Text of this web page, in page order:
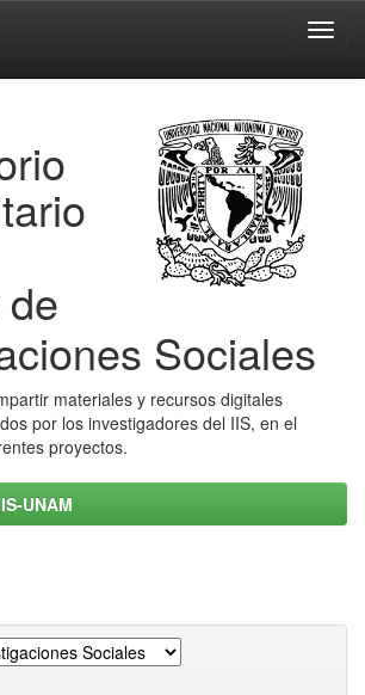
Sociales
materiales y recursos digitales
por los investigadores del IIS, en el
proyectos.
UNAM